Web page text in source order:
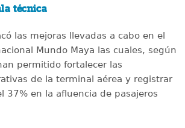
técnica
las mejoras llevadas a cabo en el
Mundo Maya las cuales, según
permitido fortalecer las
de la terminal aérea y registrar
37% en la afluencia de pasajeros